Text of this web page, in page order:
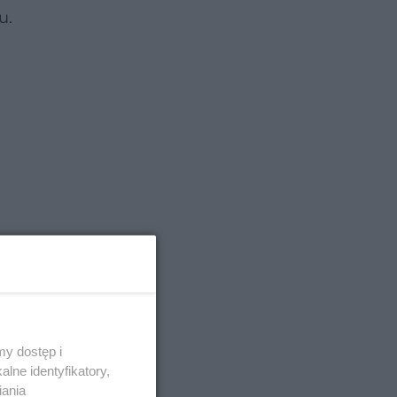
dostęp i
identyfikatory,